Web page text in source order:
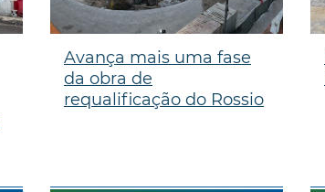
Avança mais uma fase
da obra de
requalificação do Rossio